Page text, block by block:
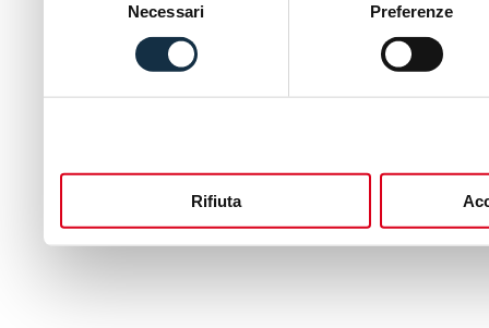
Necessari Preferenze
Rifiuta